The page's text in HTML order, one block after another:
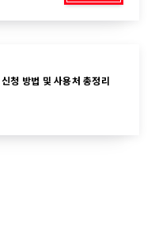
청 방법 및 사용처 총정리